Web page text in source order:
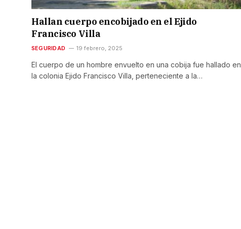
Hallan cuerpo encobijado en el Ejido
Francisco Villa
SEGURIDAD 19 febrero, 2025
El cuerpo de un hombre envuelto en una cobija fue hallado en
la colonia Ejido Francisco Villa, perteneciente a la…